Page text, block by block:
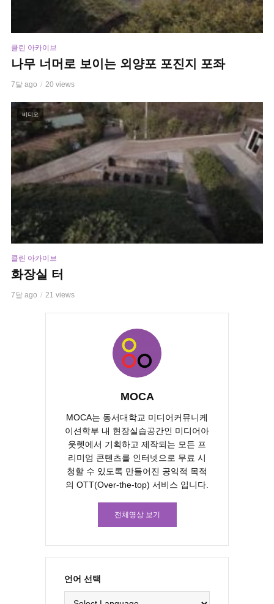
클린 아카이브
나무 너머로 보이는 외양포 포진지 포좌
7달 ago 20 views
비디오
클린 아카이브
화장실 터
7달 ago 21 views
MOCA
MOCA는 동서대학교 미디어커뮤니케
이션학부 내 현장실습공간인 미디어아
웃렛에서 기획하고 제작되는 모든 프
리미엄 콘텐츠를 인터넷으로 무료 시
청할 수 있도록 만들어진 공익적 목적
의 OTT(Over-the-top) 서비스 입니다.
전체영상 보기
언어 선택